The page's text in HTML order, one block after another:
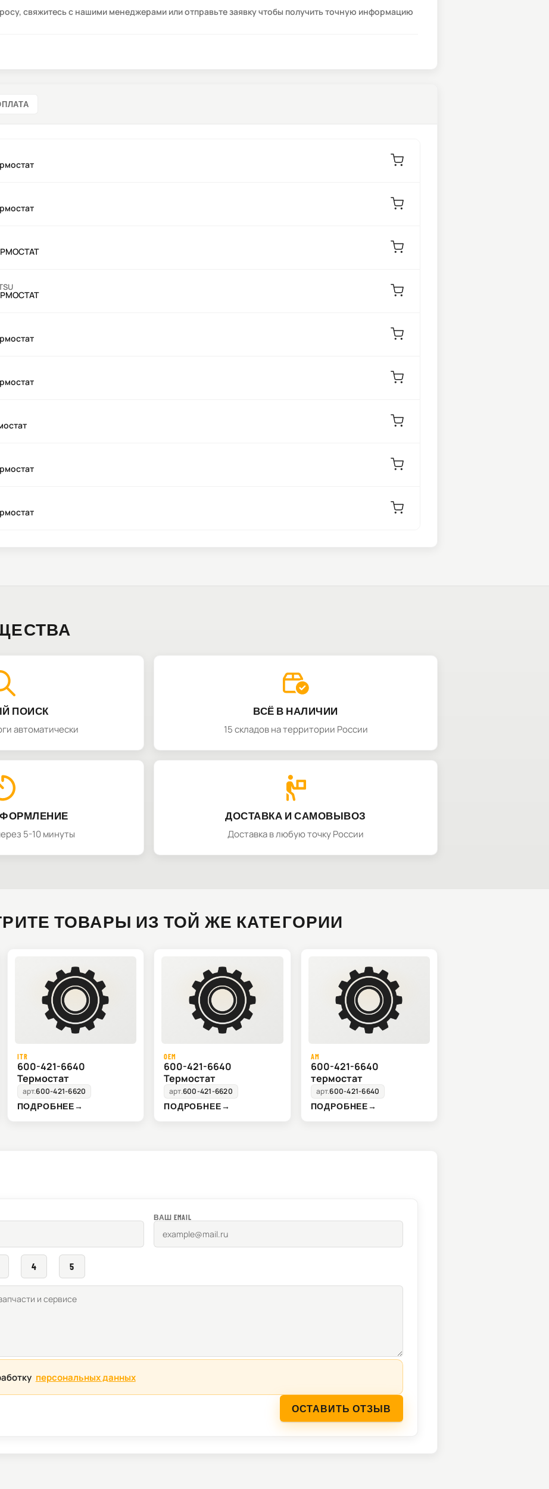
свяжитесь с нашими менеджерами или отправьте заявку чтобы получить точную информацию
ПОИСК
автоматически
ВСЁ В НАЛИЧИИ
15 складов на территории России
5-10 минуты
ДОСТАВКА И САМОВЫВОЗ
Доставка в любую точку России
ТОВАРЫ ИЗ ТОЙ ЖЕ КАТЕГОРИИ
ITR
600-421-6640
Термостат
арт.600-421-6620
ПОДРОБНЕЕ→
OEM
600-421-6640
Термостат
арт.600-421-6620
ПОДРОБНЕЕ→
AM
600-421-6640
термостат
арт.600-421-6640
ПОДРОБНЕЕ→
ВАШ EMAIL
4 5
персональных данных
ОСТАВИТЬ ОТЗЫВ